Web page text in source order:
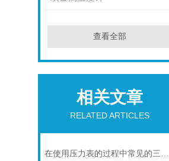
查看全部
相关文章
RELATED ARTICLES
在使用压力表的过程中常见的三个问题及解决方法